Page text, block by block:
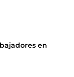
en